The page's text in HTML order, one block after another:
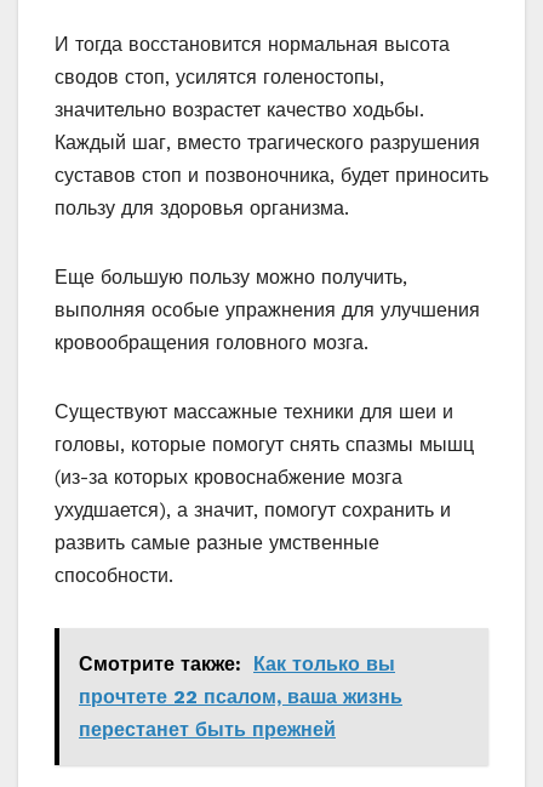
И тогда восстановится нормальная высота
сводов стоп, усилятся голеностопы,
значительно возрастет качество ходьбы.
Каждый шаг, вместо трагического разрушения
суставов стоп и позвоночника, будет приносить
пользу для здоровья организма.
Еще большую пользу можно получить,
выполняя особые упражнения для улучшения
кровообращения головного мозга.
Существуют массажные техники для шеи и
головы, которые помогут снять спазмы мышц
(из-за которых кровоснабжение мозга
ухудшается), а значит, помогут сохранить и
развить самые разные умственные
способности.
Смотрите также:
Как только вы
прочтете 22 псалом, ваша жизнь
перестанет быть прежней